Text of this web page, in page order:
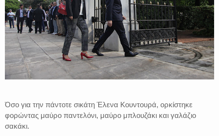
Όσο για την πάντοτε σικάτη Έλενα Κουντουρά, ορκίστηκε
φορώντας μαύρο παντελόνι, μαύρο μπλουζάκι και γαλάζιο
σακάκι.